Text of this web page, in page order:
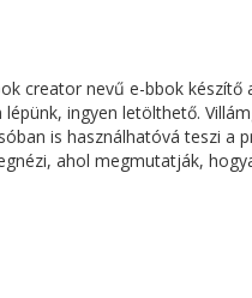
creator nevű e-bbok készítő
ingyen letölthető.
is használhatóvá teszi a
ahol megmutatják,